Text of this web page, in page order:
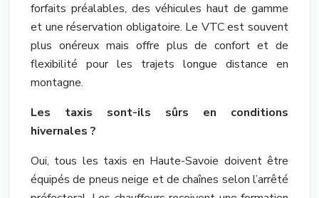
forfaits préalables, des véhicules haut de gamme
et une réservation obligatoire. Le VTC est souvent
plus onéreux mais offre plus de confort et de
flexibilité pour les trajets longue distance en
montagne.
Les taxis sont-ils sûrs en conditions
hivernales ?
Oui, tous les taxis en Haute-Savoie doivent être
équipés de pneus neige et de chaînes selon l’arrêté